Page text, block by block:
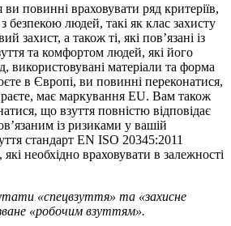
повинні враховувати ряд критеріїв,
з безпекою людей, такі як клас захисту
захист, а також ті, які пов’язані із
та комфортом людей, які його
використовувані матеріали та форма
в Європі, ви повинні переконатися,
має маркування EU. Вам також
що взуття повністю відповідає
із ризиками у вашій
стандарт EN ISO 20345:2011
які необхідно враховувати в залежності
«спецвзуття» та «захисне
«робочим взуттям».